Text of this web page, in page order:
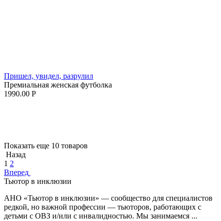
Пришел, увидел, разрулил
Премиальная женская футболка
1990.00 Р
Показать еще 10 товаров
Назад
1 2
Вперед
Тьютор в инклюзии
АНО «Тьютор в инклюзии» — сообщество для специалистов
редкой, но важной профессии — тьюторов, работающих с
детьми с ОВЗ и/или с инвалидностью. Мы занимаемся ...